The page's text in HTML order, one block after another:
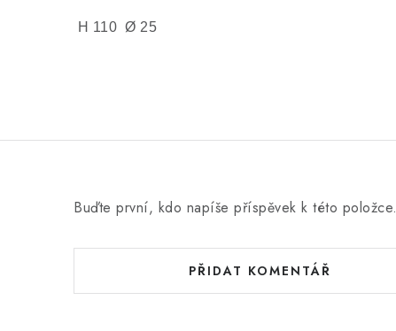
H 110 Ø 25
Buďte první, kdo napíše příspěvek k této položce.
PŘIDAT KOMENTÁŘ